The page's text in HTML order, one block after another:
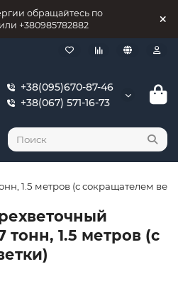
обращайтесь по
+380985782882
+38(095)670-87-46
+38(067) 571-16-73
1.5 метров (с сокращателем
тонн, 1.5 метров (с